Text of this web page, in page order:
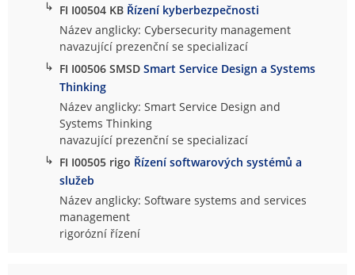
↳ FI I00504 KB Řízení kyberbezpečnosti
Název anglicky: Cybersecurity management
navazující prezenční se specializací
↳ FI I00506 SMSDSmart Service Design a Systems
Thinking
Název anglicky: Smart Service Design and
Systems Thinking
navazující prezenční se specializací
↳ FI I00505 rigo Řízení softwarových systémů a
služeb
Název anglicky: Software systems and services
management
rigorózní řízení